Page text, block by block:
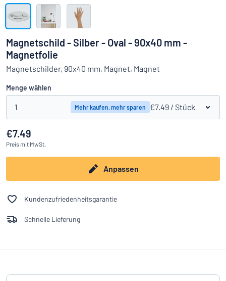
Das Gesuchte nicht gefunden?
Alle Kategorien anzeigen
Einloggen
Magnetschild - Silber - Oval - 90x40 mm -
Magnetfolie
Magnetschilder, 90x40 mm, Magnet, Magnet
Menge wählen
1 Mehr kaufen, mehr sparen €7.49 / Stück
€7.49
Preis mit MwSt.
Anpassen
Kundenzufriedenheitsgarantie
Schnelle Lieferung